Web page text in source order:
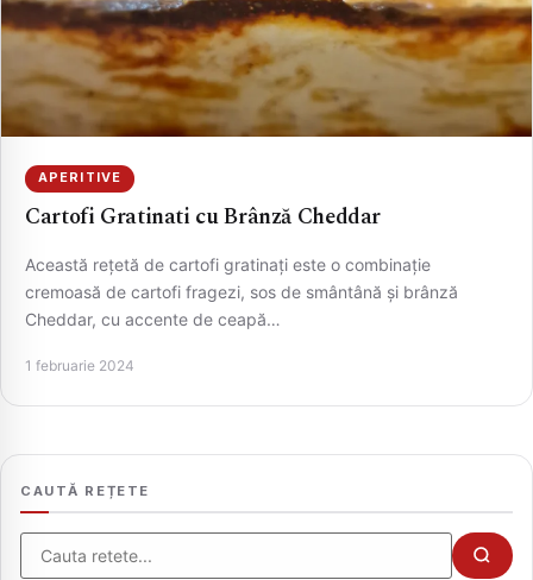
APERITIVE
Cartofi Gratinati cu Brânză Cheddar
Această rețetă de cartofi gratinați este o combinație
cremoasă de cartofi fragezi, sos de smântână și brânză
Cheddar, cu accente de ceapă…
1 februarie 2024
CAUTĂ REȚETE
Cauta